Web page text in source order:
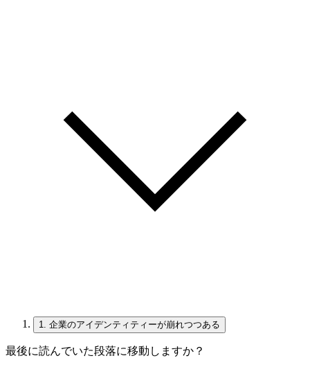
1. 企業のアイデンティティーが崩れつつある
最後に読んでいた段落に移動しますか？